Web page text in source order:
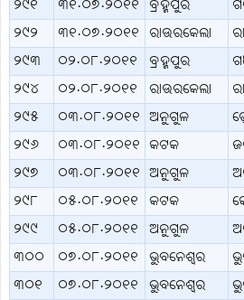
୨୯୧
୩୧.୦୭.୨୦୧୧ ବ୍ରହ୍ମପୁର
୨୯୨
୩୧.୦୭.୨୦୧୧ ରାଉରକେଲା
୨୯୩
୦୨.୦୮.୨୦୧୧ ବ୍ରହ୍ମପୁର
୨୯୪
୦୨.୦୮.୨୦୧୧ ରାଉରକେଲା
୨୯୫
୦୩.୦୮.୨୦୧୧ ଅନୁଗୁଳ
୨୯୬
୦୩.୦୮.୨୦୧୧ କଟକ
୨୯୭
୦୩.୦୮.୨୦୧୧ ଅନୁଗୁଳ
୨୯୮
୦୫.୦୮.୨୦୧୧ କଟକ
୨୯୯
୦୫.୦୮.୨୦୧୧ ଅନୁଗୁଳ
୩୦୦
୦୭.୦୮.୨୦୧୧ ଭୁବନେଶ୍ବର
୩୦୧
୦୭.୦୮.୨୦୧୧ ଭୁବନେଶ୍ବର